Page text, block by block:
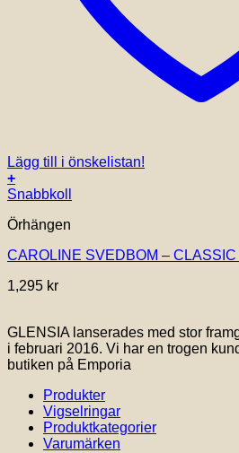
Lägg till i önskelistan!
+
Snabbkoll
Örhängen
CAROLINE SVEDBOM –
1,295 kr
GLENSIA lanserades med stor
i februari 2016. Vi har en trogen
butiken på Emporia
Produkter
Vigselringar
Produktkategorier
Varumärken